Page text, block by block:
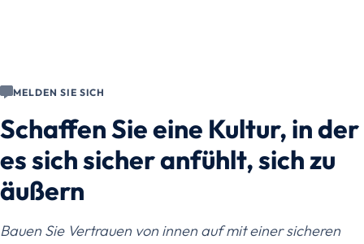
MELDEN SIE SICH
Schaffen Sie eine Kultur, in der
es sich sicher anfühlt, sich zu
äußern
Bauen Sie Vertrauen von innen auf mit einer sicheren